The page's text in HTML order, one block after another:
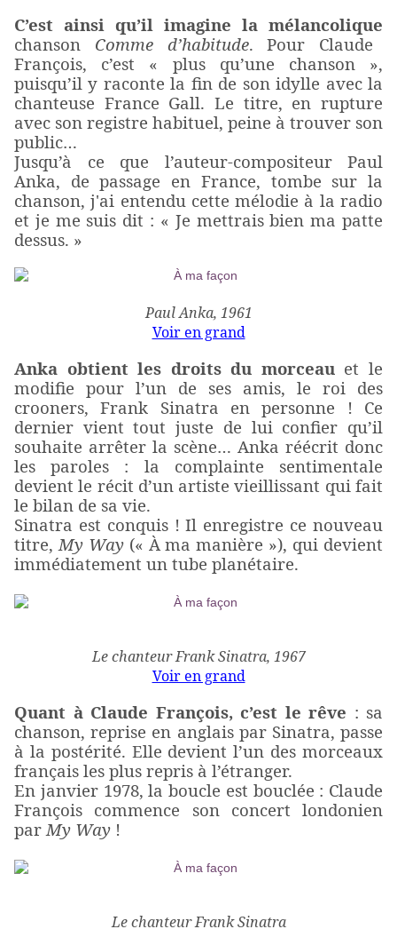
C’est ainsi qu’il imagine la mélancolique
chanson Comme d’habitude. Pour Claude
François, c’est « plus qu’une chanson »,
puisqu’il y raconte la fin de son idylle avec la
chanteuse France Gall. Le titre, en rupture
avec son registre habituel, peine à trouver son
public…
Jusqu’à ce que l’auteur-compositeur Paul
Anka, de passage en France, tombe sur la
chanson, j'ai entendu cette mélodie à la radio
et je me suis dit : « Je mettrais bien ma patte
dessus. »
Paul Anka, 1961
Voir en grand
Anka obtient les droits du morceauet le
modifie pour l’un de ses amis, le roi des
crooners, Frank Sinatra en personne ! Ce
dernier vient tout juste de lui confier qu’il
souhaite arrêter la scène… Anka réécrit donc
les paroles : la complainte sentimentale
devient le récit d’un artiste vieillissant qui fait
le bilan de sa vie.
Sinatra est conquis ! Il enregistre ce nouveau
titre,My Way(« À ma manière »), qui devient
immédiatement un tube planétaire.
Le chanteur Frank Sinatra, 1967
Voir en grand
Quant à Claude François, c’est le rêve : sa
chanson, reprise en anglais par Sinatra, passe
à la postérité. Elle devient l’un des morceaux
français les plus repris à l’étranger.
En janvier 1978, la boucle est bouclée : Claude
François commence son concert londonien
parMy Way !
Le chanteur Frank Sinatra